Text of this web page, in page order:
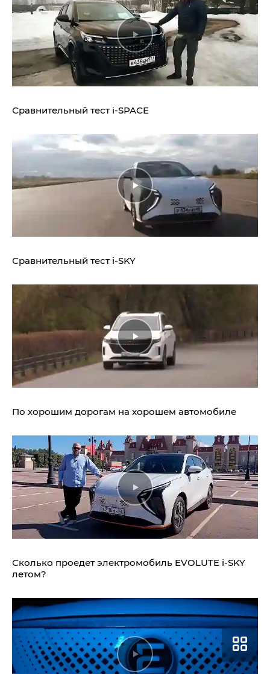
Сравнительный тест i‑SPACE
Сравнительный тест i‑SKY
По хорошим дорогам на хорошем автомобиле
Сколько проедет электромобиль EVOLUTE i‑SKY
летом?